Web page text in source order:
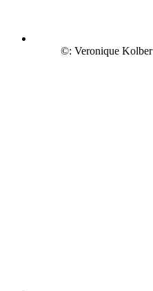
©: Veronique Kolber